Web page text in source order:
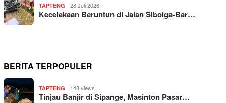
TAPTENG 28 Juli 2026
Kecelakaan Beruntun di Jalan Sibolga-Bar…
BERITA TERPOPULER
TAPTENG 148 views
Tinjau Banjir di Sipange, Masinton Pasar…